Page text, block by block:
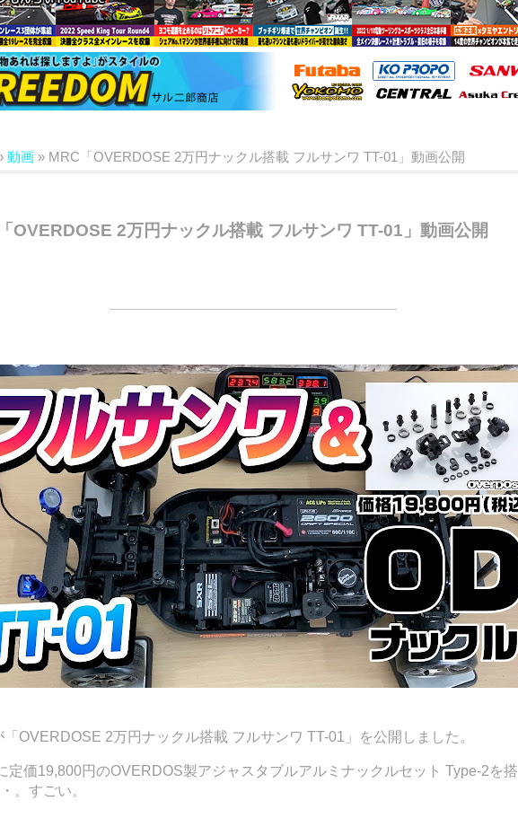
動画 » MRC「OVERDOSE 2万円ナックル搭載 フルサンワ TT-01」動画公開
OVERDOSE 2万円ナックル搭載 フルサンワ TT-01」動画公開
「OVERDOSE 2万円ナックル搭載 フルサンワ TT-01」を公開しました。
定価19,800円のOVERDOS製アジャスタブルアルミナックルセット Type-2を搭
。すごい。